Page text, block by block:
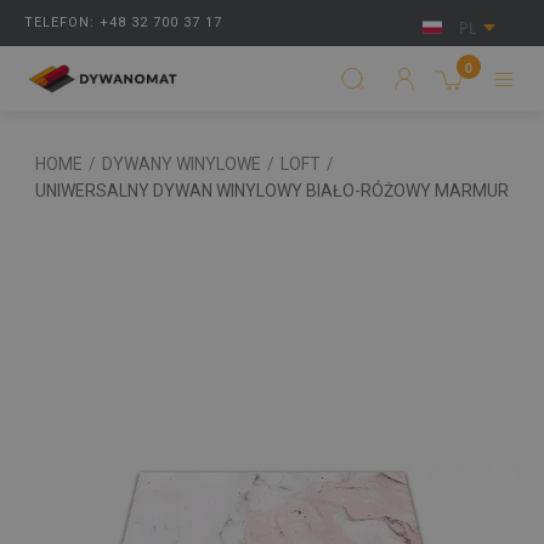
TELEFON: +48 32 700 37 17 PL
0
HOME / DYWANY WINYLOWE / LOFT /
UNIWERSALNY DYWAN WINYLOWY BIAŁO-RÓŻOWY MARMUR